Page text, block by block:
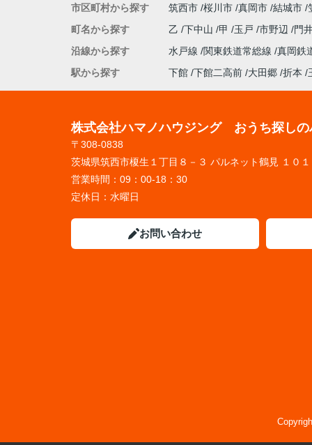
市区町村から探す 筑西市 桜川市 真岡市 結城市
町名から探す
乙 下中山 甲 玉戸 市野辺 門
沿線から探す
水戸線 関東鉄道常総線 真岡鉄
駅から探す
下館 下館二高前 大田郷 折本
株式会社ハマノハウジング おうち探しの
〒308-0838
茨城県筑西市榎生１丁目８－３ パルネット鶴見 １０１
営業時間： 09：00-18：30
定休日： 水曜日
お問い合わせ